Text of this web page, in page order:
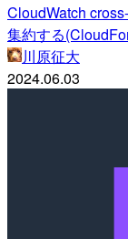
CloudWatch
集約する
川原征大
2024.06.03